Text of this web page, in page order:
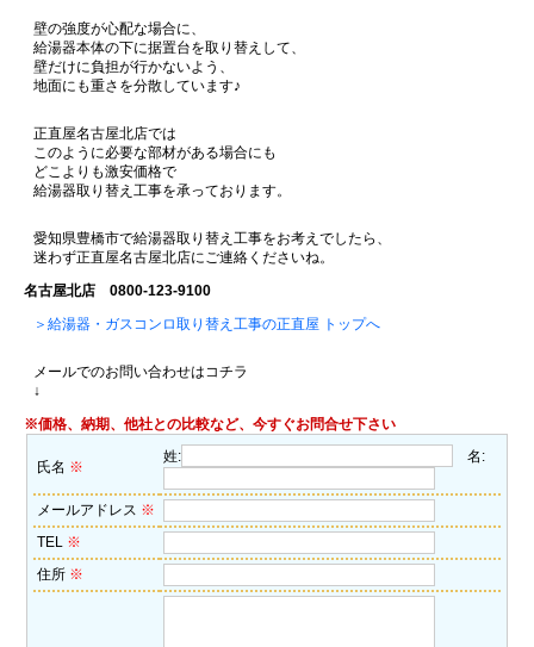
壁の強度が心配な場合に、
給湯器本体の下に据置台を取り替えして、
壁だけに負担が行かないよう、
地面にも重さを分散しています♪
正直屋名古屋北店では
このように必要な部材がある場合にも
どこよりも激安価格で
給湯器取り替え工事を承っております。
愛知県豊橋市で給湯器取り替え工事をお考えでしたら、
迷わず正直屋名古屋北店にご連絡くださいね。
名古屋北店 0800-123-9100
＞給湯器・ガスコンロ取り替え工事の正直屋 トップへ
メールでのお問い合わせはコチラ
↓
※価格、納期、他社との比較など、今すぐお問合せ下さい
氏名 ※
姓: 名:
メールアドレス ※
TEL ※
住所 ※